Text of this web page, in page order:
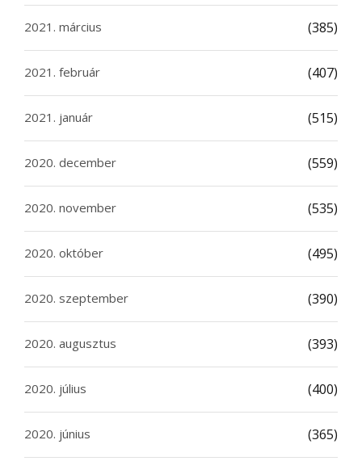
2021. március (385)
2021. február (407)
2021. január (515)
2020. december (559)
2020. november (535)
2020. október (495)
2020. szeptember (390)
2020. augusztus (393)
2020. július (400)
2020. június (365)